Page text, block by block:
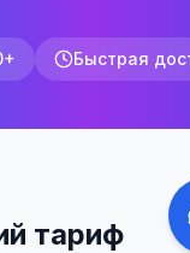
Быстрая
тариф